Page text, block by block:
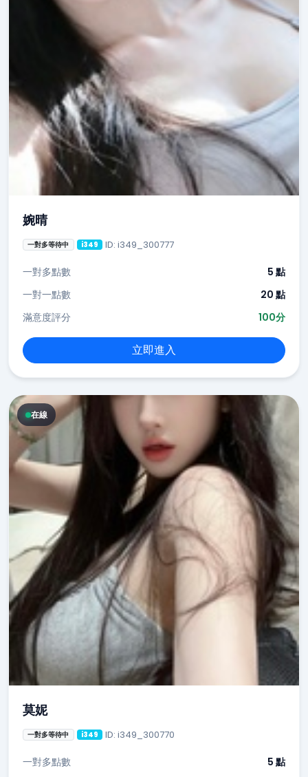
婉晴
一對多等待中 i349 ID: i349_300777
一對多點數
5 點
一對一點數
20 點
滿意度評分
100分
立即進入
在線
莫妮
一對多等待中 i349 ID: i349_300770
一對多點數
5 點